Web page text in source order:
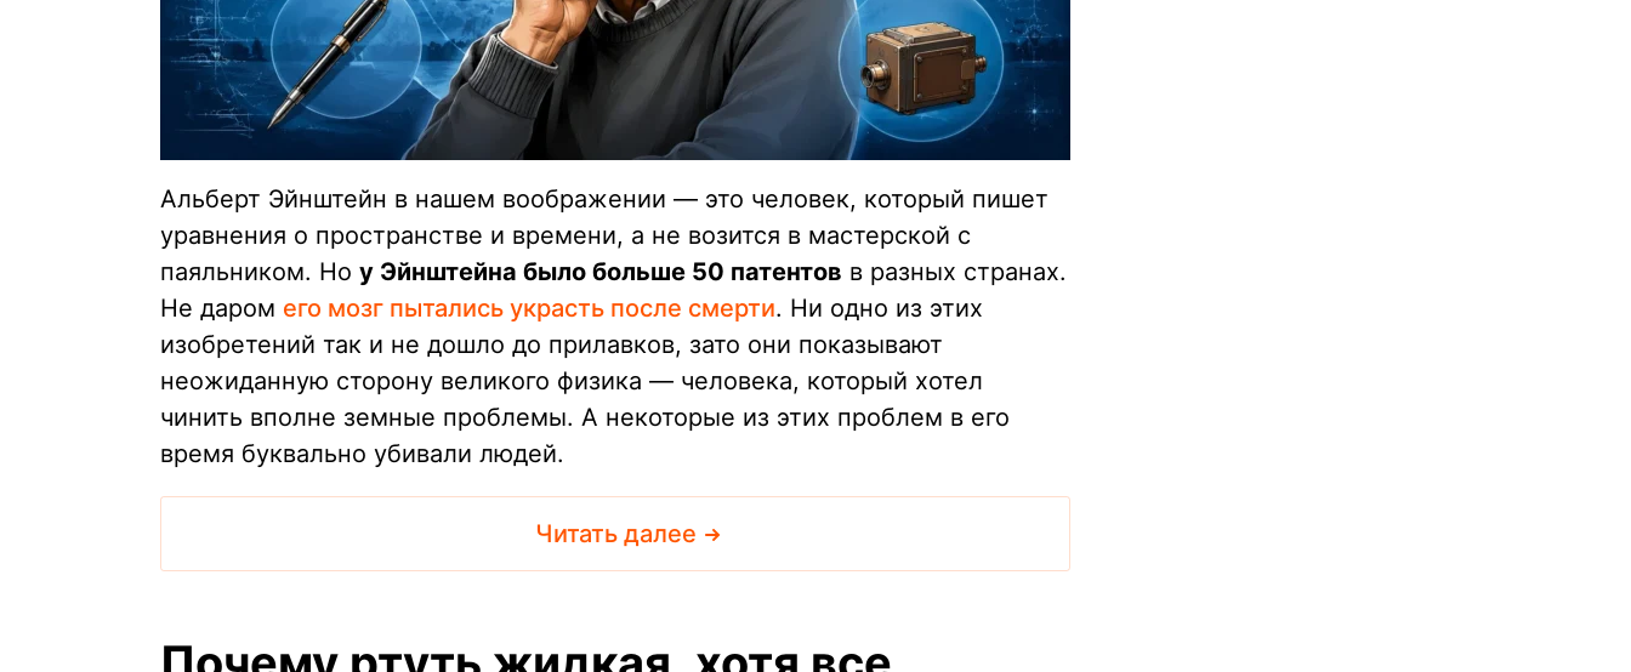
Альберт Эйнштейн в нашем воображении — это человек, который пишет
уравнения о пространстве и времени, а не возится в мастерской с
паяльником. Но у Эйнштейна было больше 50 патентов в разных странах.
Не даром его мозг пытались украсть после смерти. Ни одно из этих
изобретений так и не дошло до прилавков, зато они показывают
неожиданную сторону великого физика — человека, который хотел
чинить вполне земные проблемы. А некоторые из этих проблем в его
время буквально убивали людей.
Читать далее